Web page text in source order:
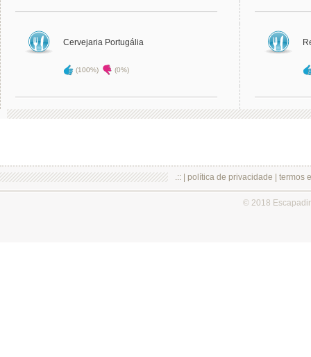
Cervejaria Portugália
(100%) (0%)
.:: | política de privacidade termos
© 2018